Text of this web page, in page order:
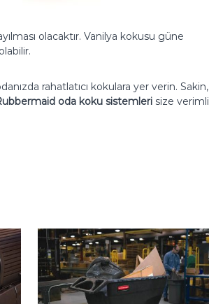
olacaktır. Vanilya kokusu güne
rahatlatıcı kokulara yer verin. Sakin,
oda koku sistemleri size verimli